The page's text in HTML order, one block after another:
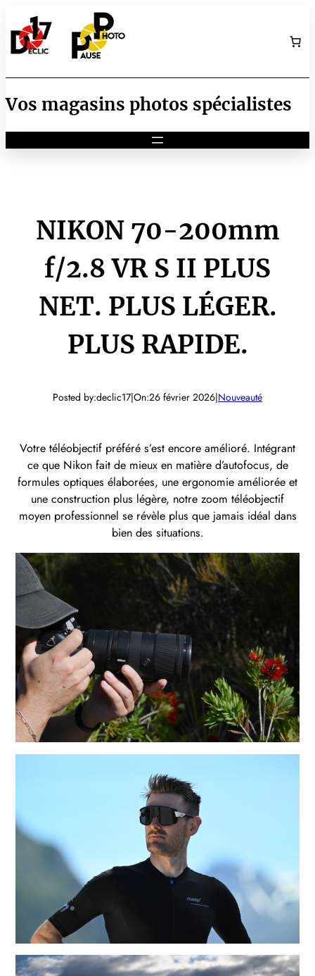
au
contenu
Vos magasins photos spécialistes
NIKON 70-200mm
f/2.8 VR S II PLUS
NET. PLUS LÉGER.
PLUS RAPIDE.
Posted by:declic17|On:26 février 2026|Nouveauté
Votre téléobjectif préféré s’est encore amélioré. Intégrant
ce que Nikon fait de mieux en matière d’autofocus, de
formules optiques élaborées, une ergonomie améliorée et
une construction plus légère, notre zoom téléobjectif
moyen professionnel se révèle plus que jamais idéal dans
bien des situations.